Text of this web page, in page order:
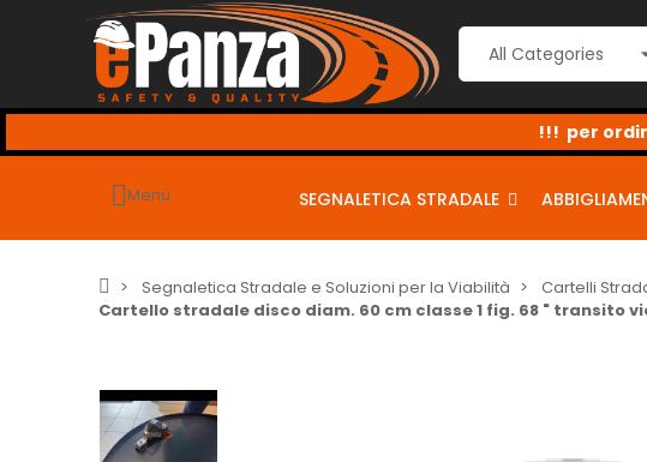
> CARRELLO SU PREZZI GIÙ, al CHECKOUTusa i seguenti coupon per
----
Menù SEGNALETICA STRADALE
Segnaletica Stradale e Soluzioni per la Viabilità Cartelli
Cartello stradale disco diam. 60 cm classe 1 fig. 68 " transito